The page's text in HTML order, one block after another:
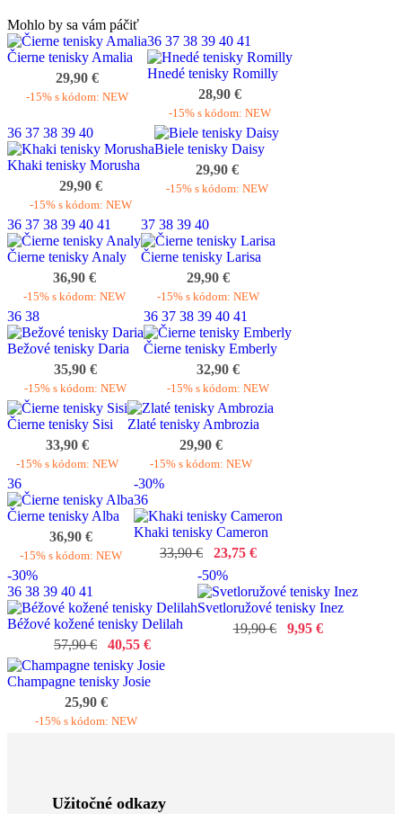
Mohlo by sa vám páčiť
Čierne tenisky Amalia
29,90 €
-15% s kódom: NEW
36 37 38 39 40 41
Hnedé tenisky Romilly
28,90 €
-15% s kódom: NEW
36 37 38 39 40
Khaki tenisky Morusha
29,90 €
-15% s kódom: NEW
Biele tenisky Daisy
29,90 €
-15% s kódom: NEW
36 37 38 39 40 41
Čierne tenisky Analy
36,90 €
-15% s kódom: NEW
37 38 39 40
Čierne tenisky Larisa
29,90 €
-15% s kódom: NEW
36 38
Bežové tenisky Daria
35,90 €
-15% s kódom: NEW
36 37 38 39 40 41
Čierne tenisky Emberly
32,90 €
-15% s kódom: NEW
Čierne tenisky Sisi
33,90 €
-15% s kódom: NEW
Zlaté tenisky Ambrozia
29,90 €
-15% s kódom: NEW
36
Čierne tenisky Alba
36,90 €
-15% s kódom: NEW
-30%
36
Khaki tenisky Cameron
33,90 €
23,75 €
-30%
36 38 39 40 41
Béžové kožené tenisky Delilah
57,90 €
40,55 €
-50%
Svetloružové tenisky Inez
19,90 €
9,95 €
Champagne tenisky Josie
25,90 €
-15% s kódom: NEW
Užitočné odkazy